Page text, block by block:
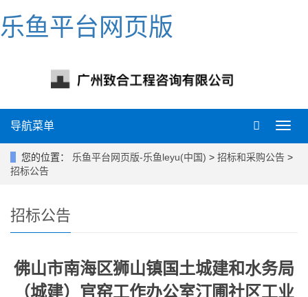
乐鱼平台网页版
导
菜
导航菜单
您的位置： 乐鱼平台网页版-乐鱼leyu(中国) > 招标和采购公告 >
招标公告
招标公告
佛山市南海区狮山镇国土城建和水务局
（城建）官窑工作办公室汀圃社区工业